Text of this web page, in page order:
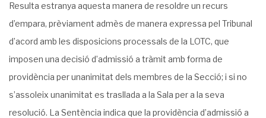
Resulta estranya aquesta manera de resoldre un recurs
d’empara, prèviament admès de manera expressa pel Tribunal
d’acord amb les disposicions processals de la LOTC, que
imposen una decisió d’admissió a tràmit amb forma de
providència per unanimitat dels membres de la Secció; i si no
s’assoleix unanimitat es trasllada a la Sala per a la seva
resolució. La Sentència indica que la providència d’admissió a